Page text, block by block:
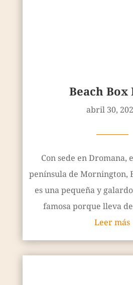
Beach Box
abril 30,
————
Con sede en Dromana,
península de Mornington,
es una pequeña y
famosa porque lleva
Leer más